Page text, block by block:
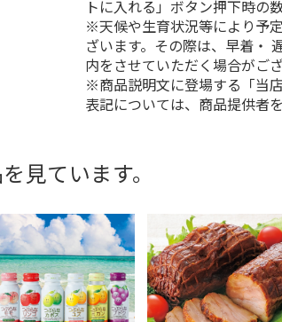
トに入れる」ボタン押下時の
※天候や生育状況等により予
ざいます。その際は、早着・
内をさせていただく場合がござ
※商品説明文に登場する「当
表記については、商品提供者
見ています。